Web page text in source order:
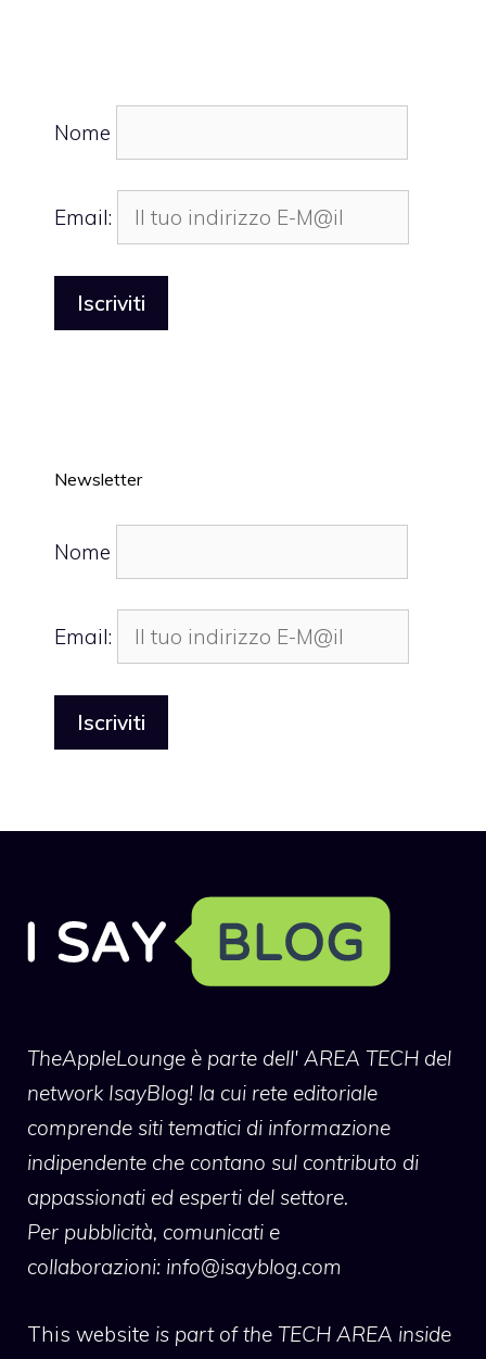
Nome
Email:
Newsletter
Nome
Email:
TheAppleLounge è parte dell' AREA TECH del
network IsayBlog! la cui rete editoriale
comprende siti tematici di informazione
indipendente che contano sul contributo di
appassionati ed esperti del settore.
Per pubblicità, comunicati e
collaborazioni: info@isayblog.com
This website is part of the TECH AREA inside